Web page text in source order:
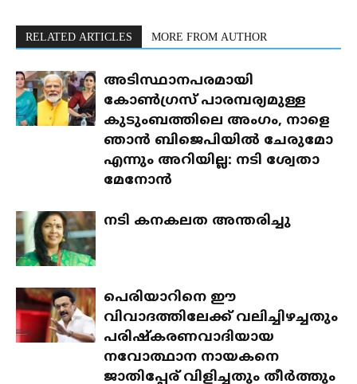
RELATED ARTICLES MORE FROM AUTHOR
അടിസ്ഥാനപരമായി
കോൺഗ്രസ് പാരമ്പര്യമുള്ള
കുടുംബത്തിലെ അംഗം, നാളെ
ഞാൻ ബിജെപിയിൽ ചേരുമോ
എന്നും അറിയില്ല: നടി ശ്വേതാ
മേനോൻ
നടി കനകലത അന്തരിച്ചു
പെരിയാറിനെ ഈ
വിവാദത്തിലേക്ക് വലിച്ചിഴച്ചതും
പരിഷ്‌കരണവാദിയായ
നവോത്ഥാന നായകനെ
ജാതിപ്പേര് വിളിച്ചതും തീര്‍ത്തും